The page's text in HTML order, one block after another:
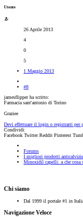
Utente
26 Aprile 2013
4
0
5
1 Maggio 2013
#8
jamesflipper ha scritto:
Farmacia sant'antonio di Torino
Graziee
Devi effettuare il login o registrarti per
Condividi:
Facebook Twitter Reddit Pinterest
Forums
I migliori prodotti anticalvizie
Minoxidil capelli: a che cosa
Chi siamo
Dal 1999 il portale #1 in
Navigazione Veloce